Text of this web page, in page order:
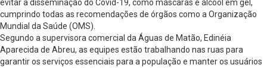
evitar a disseminação do Covid-19, como máscaras e álcool em gel,
cumprindo todas as recomendações de órgãos como a Organização
Mundial da Saúde (OMS).
Segundo a supervisora comercial da Águas de Matão, Edinéia
Aparecida de Abreu, as equipes estão trabalhando nas ruas para
garantir os serviços essenciais para a população e manter os usuários